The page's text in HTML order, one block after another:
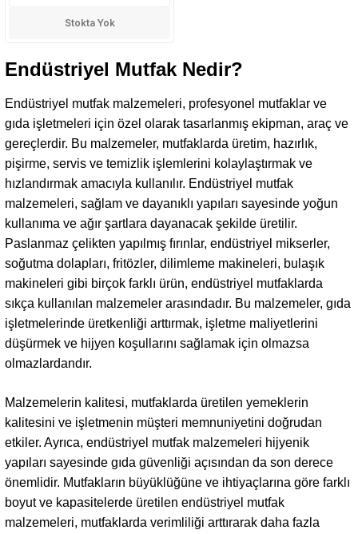
Stokta Yok
Endüstriyel Mutfak Nedir?
Endüstriyel mutfak malzemeleri, profesyonel mutfaklar ve
gıda işletmeleri için özel olarak tasarlanmış ekipman, araç ve
gereçlerdir. Bu malzemeler, mutfaklarda üretim, hazırlık,
pişirme, servis ve temizlik işlemlerini kolaylaştırmak ve
hızlandırmak amacıyla kullanılır. Endüstriyel mutfak
malzemeleri, sağlam ve dayanıklı yapıları sayesinde yoğun
kullanıma ve ağır şartlara dayanacak şekilde üretilir.
Paslanmaz çelikten yapılmış fırınlar, endüstriyel mikserler,
soğutma dolapları, fritözler, dilimleme makineleri, bulaşık
makineleri gibi birçok farklı ürün, endüstriyel mutfaklarda
sıkça kullanılan malzemeler arasındadır. Bu malzemeler, gıda
işletmelerinde üretkenliği arttırmak, işletme maliyetlerini
düşürmek ve hijyen koşullarını sağlamak için olmazsa
olmazlardandır.
Malzemelerin kalitesi, mutfaklarda üretilen yemeklerin
kalitesini ve işletmenin müşteri memnuniyetini doğrudan
etkiler. Ayrıca, endüstriyel mutfak malzemeleri hijyenik
yapıları sayesinde gıda güvenliği açısından da son derece
önemlidir. Mutfakların büyüklüğüne ve ihtiyaçlarına göre farklı
boyut ve kapasitelerde üretilen endüstriyel mutfak
malzemeleri, mutfaklarda verimliliği arttırarak daha fazla